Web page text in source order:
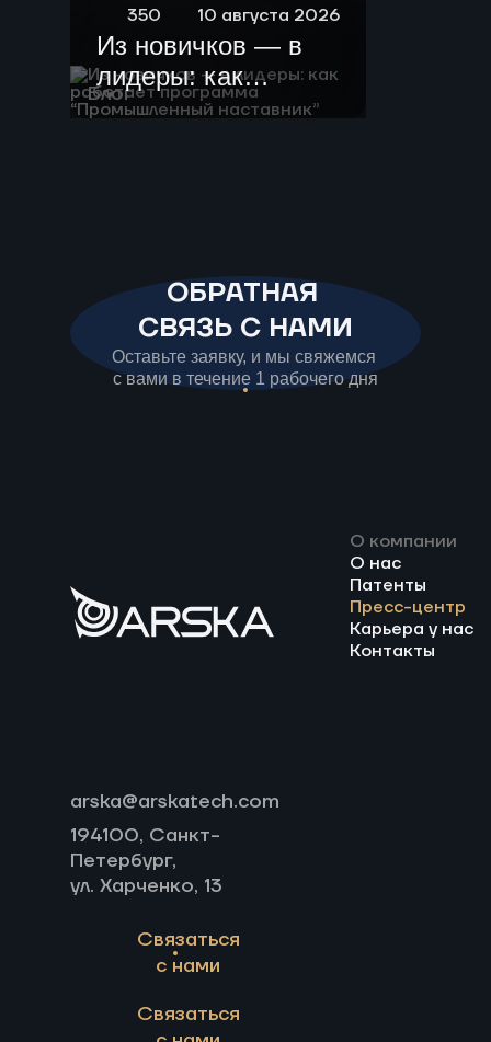
Блог
350 10 августа 2026
Из новичков — в
лидеры: как
работает
ОБРАТНАЯ
СВЯЗЬ С НАМИ
Оставьте заявку, и мы свяжемся
с вами в течение 1 рабочего дня
arska@arskatech.com
194100, Санкт-
Петербург,
ул. Харченко, 13
О компании
О нас
Патенты
Пресс-центр
Карьера у нас
Контакты
Связаться
с нами
Связаться